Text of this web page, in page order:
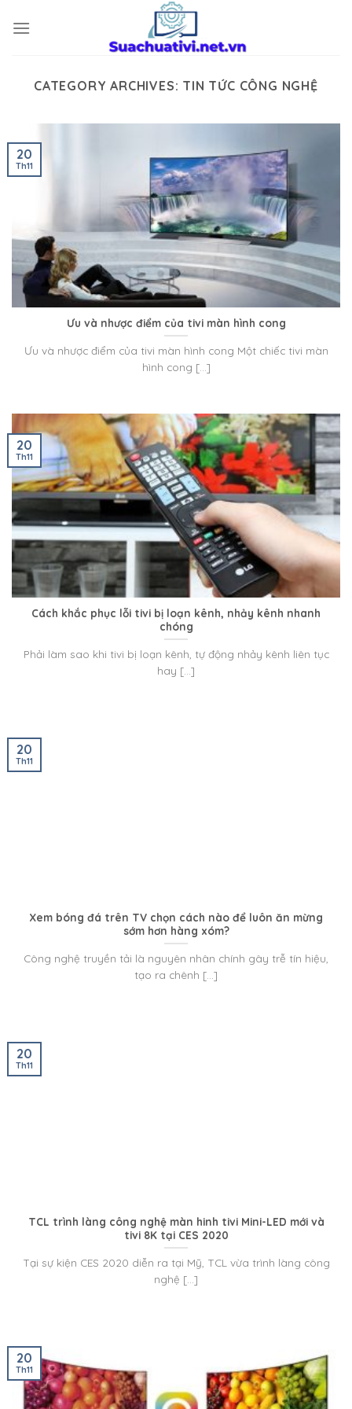
CATEGORY ARCHIVES: TIN TỨC CÔNG NGHỆ
Ưu và nhược điểm của tivi màn hình cong
Ưu và nhược điểm của tivi màn hình cong Một chiếc tivi màn
hình cong [...]
20
Th11
Cách khắc phục lỗi tivi bị loạn kênh, nhảy kênh nhanh
chóng
Phải làm sao khi tivi bị loạn kênh, tự động nhảy kênh liên tục
hay [...]
20
Th11
Xem bóng đá trên TV chọn cách nào để luôn ăn mừng
sớm hơn hàng xóm?
Công nghệ truyền tải là nguyên nhân chính gây trễ tín hiệu,
tạo ra chênh [...]
20
Th11
TCL trình làng công nghệ màn hinh tivi Mini-LED mới và
tivi 8K tại CES 2020
Tại sự kiện CES 2020 diễn ra tại Mỹ, TCL vừa trình làng công
nghệ [...]
20
Th11
20
Th11